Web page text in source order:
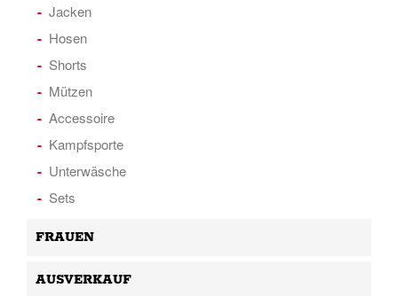
Jacken
Hosen
Shorts
Mützen
Accessoire
Kampfsporte
Unterwäsche
Sets
FRAUEN
AUSVERKAUF